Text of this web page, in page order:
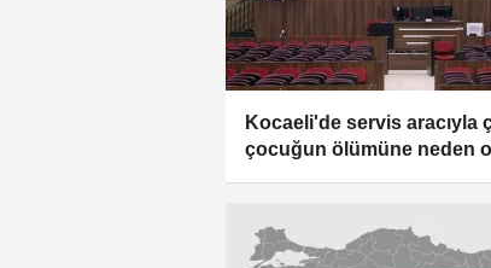
Kocaeli'de servis aracıyla
çocuğun ölümüne neden